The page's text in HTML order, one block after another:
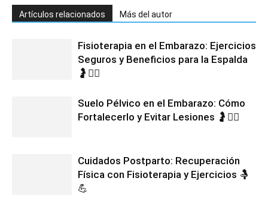
Artículos relacionados Más del autor
Fisioterapia en el Embarazo: Ejercicios
Seguros y Beneficios para la Espalda
🤰💆‍♀️
Suelo Pélvico en el Embarazo: Cómo
Fortalecerlo y Evitar Lesiones 🤰🧘‍♀️
Cuidados Postparto: Recuperación
Física con Fisioterapia y Ejercicios 🤱
💪